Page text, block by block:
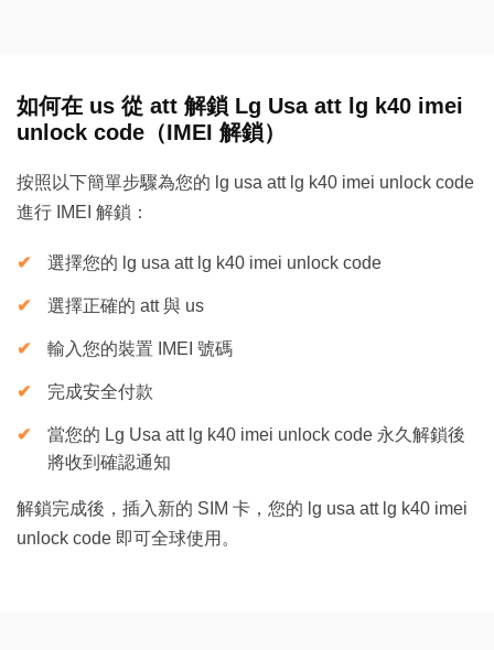
如何在 us 從 att 解鎖 Lg Usa att lg k40 imei
unlock code（IMEI 解鎖）
按照以下簡單步驟為您的 lg usa att lg k40 imei unlock code
進行 IMEI 解鎖：
選擇您的 lg usa att lg k40 imei unlock code
選擇正確的 att 與 us
輸入您的裝置 IMEI 號碼
完成安全付款
當您的 Lg Usa att lg k40 imei unlock code 永久解鎖後
將收到確認通知
解鎖完成後，插入新的 SIM 卡，您的 lg usa att lg k40 imei
unlock code 即可全球使用。